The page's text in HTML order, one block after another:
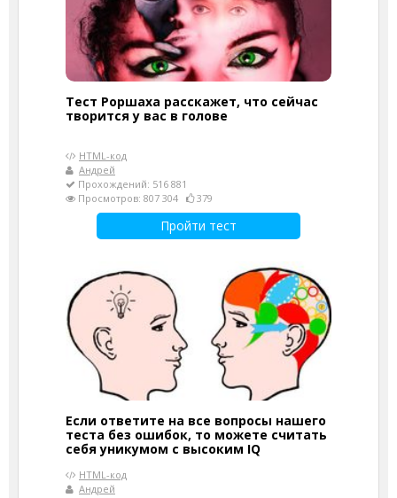
Тест Роршаха расскажет, что сейчас
творится у вас в голове
HTML-код
Андрей
Прохождений: 516 881
Просмотров: 807 304
379
Пройти тест
Если ответите на все вопросы нашего
теста без ошибок, то можете считать
себя уникумом с высоким IQ
HTML-код
Андрей